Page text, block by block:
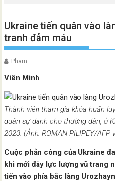
Ukraine tiến quân vào
tranh đẫm máu
Pham
Viên Minh
Thành viên tham gia khóa huấn
quân sự dành cho thường dân, ở
2023. (Ảnh: ROMAN PILIPEY/AFP
Cuộc phản công của Ukraine
khi mới đây lực lượng vũ trang
tiến vào phía bắc làng